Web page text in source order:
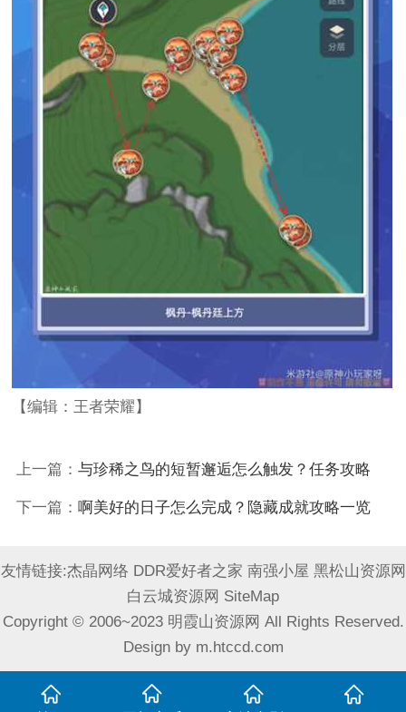
【编辑：王者荣耀】
上一篇： 与珍稀之鸟的短暂邂逅怎么触发？任务攻略
下一篇： 啊美好的日子怎么完成？隐藏成就攻略一览
友情链接:杰晶网络 DDR爱好者之家 南强小屋 黑松山资源网
白云城资源网 SiteMap
Copyright © 2006~2023 明霞山资源网 All Rights Reserved.
Design by m.htccd.com